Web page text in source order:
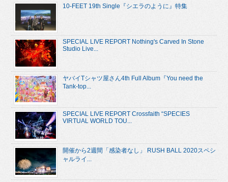
10-FEET 19th Single『シエラのように』特集
SPECIAL LIVE REPORT Nothing's Carved In Stone
Studio Live...
ヤバイTシャツ屋さん4th Full Album『You need the
Tank-top...
SPECIAL LIVE REPORT Crossfaith “SPECIES
VIRTUAL WORLD TOU...
開催から2週間「感染者なし」 RUSH BALL 2020スペシ
ャルライ...